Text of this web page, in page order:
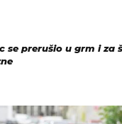
se prerušio u grm i za